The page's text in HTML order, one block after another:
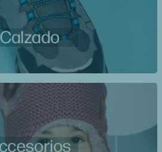
8.
gorro
9.
panty
10. botas agua